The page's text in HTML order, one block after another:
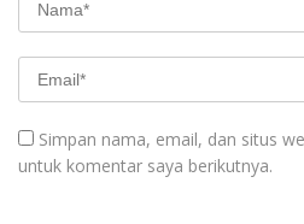
Simpan nama, email, dan situs
untuk komentar saya berikutnya.